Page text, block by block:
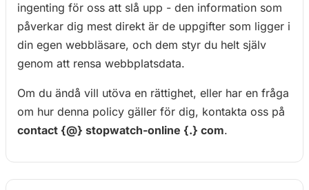
ingenting för oss att slå upp - den information som
påverkar dig mest direkt är de uppgifter som ligger i
din egen webbläsare, och dem styr du helt själv
genom att rensa webbplatsdata.
Om du ändå vill utöva en rättighet, eller har en fråga
om hur denna policy gäller för dig, kontakta oss på
contact {@} stopwatch-online {.} com.